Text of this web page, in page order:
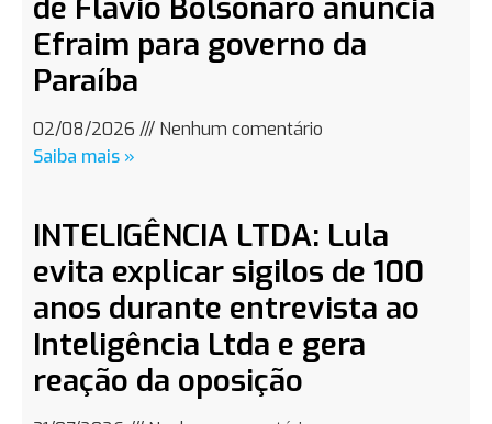
Efraim para governo da
Paraíba
02/08/2026
Nenhum comentário
Saiba mais »
INTELIGÊNCIA LTDA: Lula
evita explicar sigilos de 100
anos durante entrevista ao
Inteligência Ltda e gera
reação da oposição